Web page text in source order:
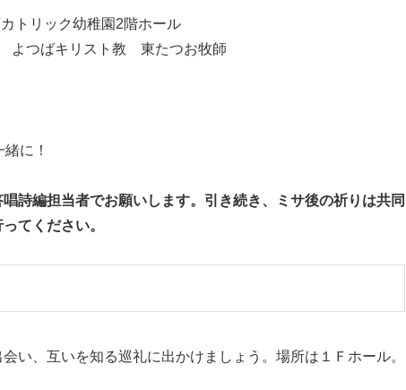
リック幼稚園2階ホール
つばキリスト教 東たつお牧師
に！
詩編担当者でお願いします。引き続き、ミサ後の祈りは共同
てください。
い、互いを知る巡礼に出かけましょう。場所は１Ｆホール。